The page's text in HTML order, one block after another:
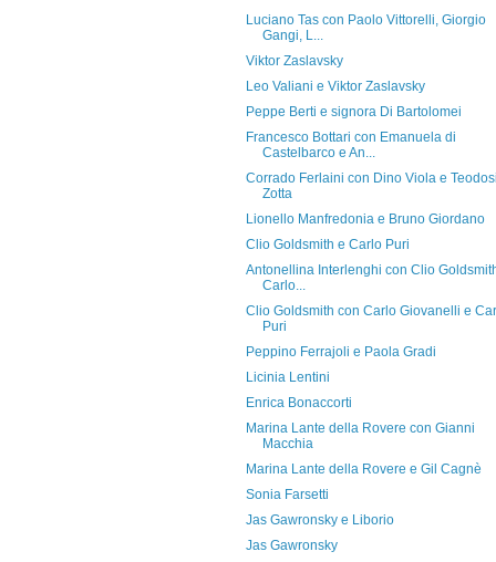
Luciano Tas con Paolo Vittorelli, Giorgio
Gangi, L...
Viktor Zaslavsky
Leo Valiani e Viktor Zaslavsky
Peppe Berti e signora Di Bartolomei
Francesco Bottari con Emanuela di
Castelbarco e An...
Corrado Ferlaini con Dino Viola e
Zotta
Lionello Manfredonia e Bruno Giordano
Clio Goldsmith e Carlo Puri
Antonellina Interlenghi con Clio
Carlo...
Clio Goldsmith con Carlo Giovanelli e
Puri
Peppino Ferrajoli e Paola Gradi
Licinia Lentini
Enrica Bonaccorti
Marina Lante della Rovere con Gianni
Macchia
Marina Lante della Rovere e Gil Cagnè
Sonia Farsetti
Jas Gawronsky e Liborio
Jas Gawronsky